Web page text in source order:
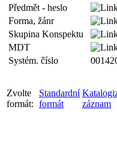
Předmět - heslo
Forma, žánr
Skupina Konspektu
MDT
Systém. číslo
Zvolte
formát:
Standardní
formát
záznam